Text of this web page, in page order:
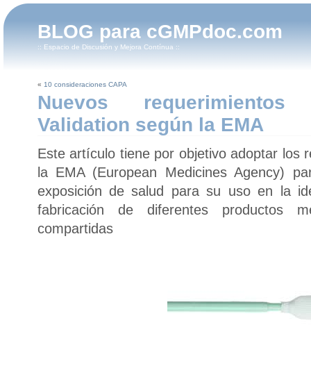
BLOG para cGMPdoc.com
:: Espacio de Discusión y Mejora Contínua ::
« 10 consideraciones CAPA
Nuevos
Validation según la EMA
Este artículo tiene por objetivo adoptar los
la EMA (European Medicines Agency)
exposición de salud para su uso en la
fabricación de diferentes productos
compartidas